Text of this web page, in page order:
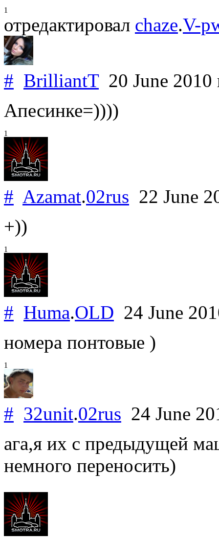
1
отредактировал chaze.V-
# BrilliantT20 June 2010
Апесинке=))))
1
# Azamat.02rus 22 June
+))
1
# Huma.OLD 24 June
номера понтовые )
1
# 32unit.02rus 24 June
ага,я их с предыдущей
немного переносить)